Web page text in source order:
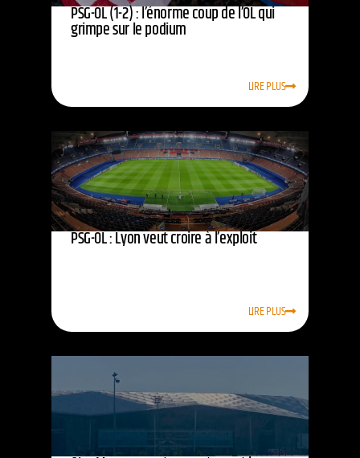
PSG-OL (1-2) : l’énorme coup de l’OL qui
grimpe sur le podium
LIRE PLUS
PSG-OL : Lyon veut croire à l’exploit
LIRE PLUS